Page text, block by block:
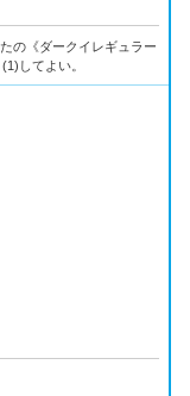
の《ダークイレギュラー
してよい。